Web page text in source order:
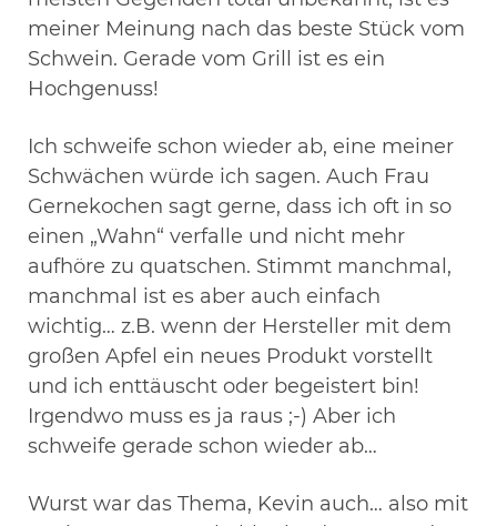
meiner Meinung nach das beste Stück vom
Schwein. Gerade vom Grill ist es ein
Hochgenuss!
Ich schweife schon wieder ab, eine meiner
Schwächen würde ich sagen. Auch Frau
Gernekochen sagt gerne, dass ich oft in so
einen „Wahn“ verfalle und nicht mehr
aufhöre zu quatschen. Stimmt manchmal,
manchmal ist es aber auch einfach
wichtig… z.B. wenn der Hersteller mit dem
großen Apfel ein neues Produkt vorstellt
und ich enttäuscht oder begeistert bin!
Irgendwo muss es ja raus ;-) Aber ich
schweife gerade schon wieder ab…
Wurst war das Thema, Kevin auch… also mit